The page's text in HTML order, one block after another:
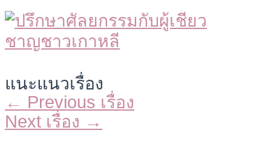
แนะแนวเรื่อง
← Previous เรื่อง
Next เรื่อง →